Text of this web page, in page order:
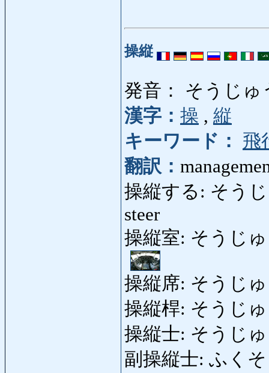
操縦
発音： そうじゅ
漢字： 操 , 縦
キーワード：
飛
翻訳：
操縦する: そうじ
steer
操縦室: そうじ
操縦席: そうじ
操縦桿: そうじ
操縦士: そうじ
副操縦士: ふく